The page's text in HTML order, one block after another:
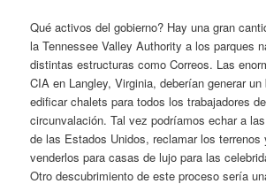
Qué activos del gobierno? Hay una gran
la Tennessee Valley Authority a los parques
distintas estructuras como Correos. Las
CIA en Langley, Virginia, deberían generar un
edificar chalets para todos los trabajadores
circunvalación. Tal vez podríamos echar a
de las Estados Unidos, reclamar los terrenos
venderlos para casas de lujo para las
Otro descubrimiento de este proceso sería